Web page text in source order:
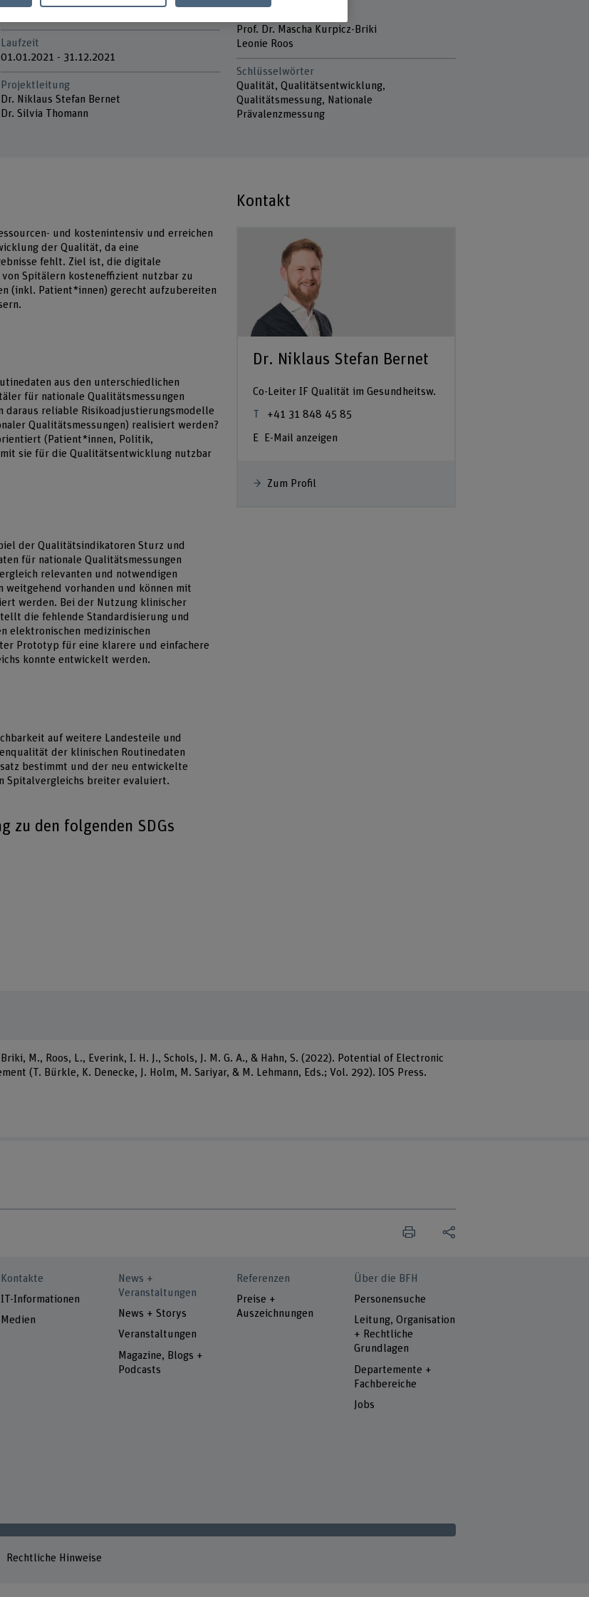
Laufzeit
01.01.2021 - 31.12.2021
Projektleitung
Dr. Niklaus Stefan Bernet
Dr. Silvia Thomann
Prof. Dr. Mascha Kurpicz-Briki
Leonie Roos
Schlüsselwörter
Qualität, Qualitätsentwicklung,
Qualitätsmessung, Nationale
Prävalenzmessung
und kostenintensiv und erreichen
der Qualität, da eine
fehlt. Ziel ist, die digitale
Spitälern kosteneffizient nutzbar zu
(inkl. Patient*innen) gerecht aufzubereiten
aus den unterschiedlichen
für nationale Qualitätsmessungen
daraus reliable Risikoadjustierungsmodelle
Qualitätsmessungen) realisiert werden?
(Patient*innen, Politik,
sie für die Qualitätsentwicklung nutzbar
der Qualitätsindikatoren Sturz und
für nationale Qualitätsmessungen
relevanten und notwendigen
vorhanden und können mit
werden. Bei der Nutzung klinischer
die fehlende Standardisierung und
elektronischen medizinischen
Prototyp für eine klarere und einfachere
konnte entwickelt werden.
auf weitere Landesteile und
der klinischen Routinedaten
bestimmt und der neu entwickelte
Spitalvergleichs breiter evaluiert.
Kontakt
Dr. Niklaus Stefan Bernet
Co-Leiter IF Qualität im Gesundheitsw.
+41 31 848 45 85
E-Mail anzeigen
Zum Profil
zu den folgenden SDGs
M., Roos, L., Everink, I. H. J., Schols, J. M. G. A., & Hahn, S. (2022). Potential of Electronic
(T. Bürkle, K. Denecke, J. Holm, M. Sariyar, & M. Lehmann, Eds.; Vol. 292). IOS Press.
Kontakte
IT-Informationen
Medien
News +
Veranstaltungen
News + Storys
Veranstaltungen
Magazine, Blogs +
Podcasts
Referenzen
Preise +
Auszeichnungen
Über die BFH
Personensuche
Leitung, Organisation
+ Rechtliche
Grundlagen
Departemente +
Fachbereiche
Jobs
Rechtliche Hinweise